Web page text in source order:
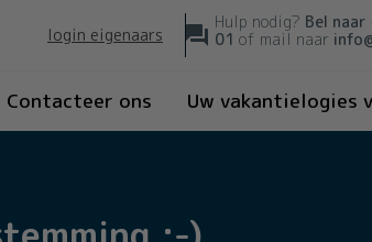
login eigenaars
Hulp nodig? Bel naar
01 of mail naar
Contacteer ons Uw vakantielogies